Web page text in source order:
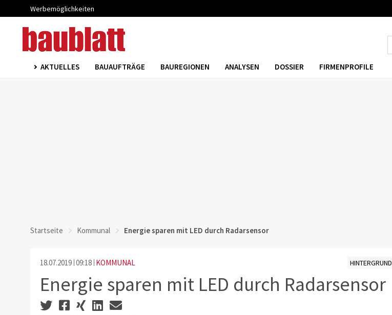
Werbemöglichkeiten
AKTUELLES BAUAUFTRÄGE BAUREGIONEN ANALYSEN DOSSIER FIRMENPROFILE
Startseite Kommunal Energie sparen mit LED durch Radarsensor
18.07.2019 09:18 KOMMUNAL HINTERGRUND
Energie sparen mit LED durch Radarsensor